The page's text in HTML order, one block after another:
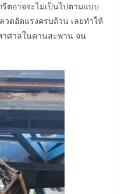
ตอาจจะไม่เป็นไปตามแบบ
ดอัดแรงครบถ้วน เลยทำให้
าศาลในคานสะพาน จน